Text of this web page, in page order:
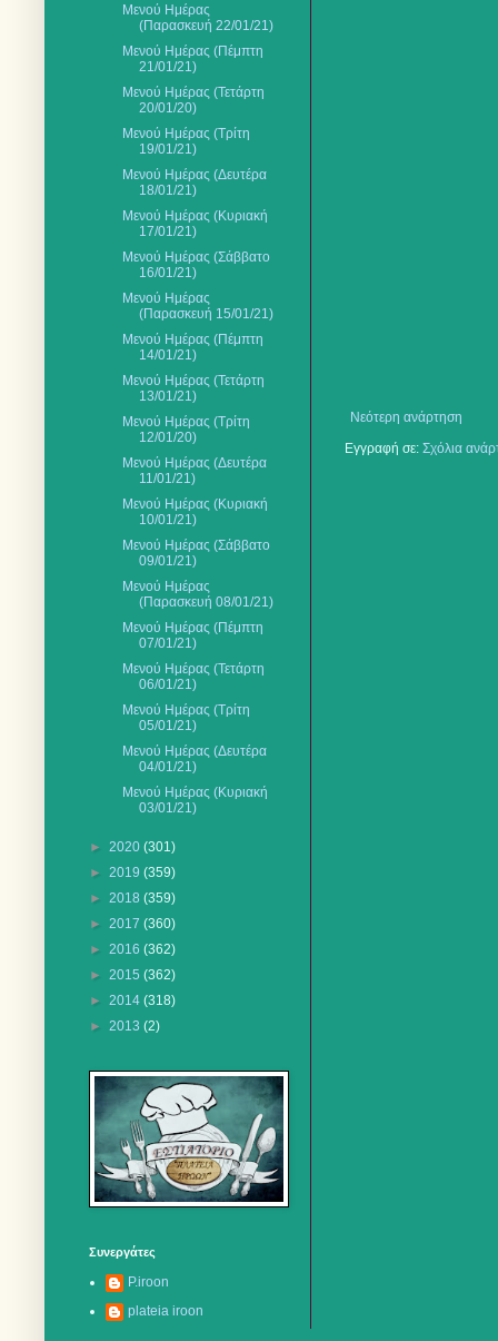
Νεότερη ανάρτηση
Εγγραφή σε: Σχόλια
Μενού Ημέρας
(Παρασκευή 22/01/21)
Μενού Ημέρας (Πέμπτη
21/01/21)
Μενού Ημέρας (Τετάρτη
20/01/20)
Μενού Ημέρας (Τρίτη
19/01/21)
Μενού Ημέρας (Δευτέρα
18/01/21)
Μενού Ημέρας (Κυριακή
17/01/21)
Μενού Ημέρας (Σάββατο
16/01/21)
Μενού Ημέρας
(Παρασκευή 15/01/21)
Μενού Ημέρας (Πέμπτη
14/01/21)
Μενού Ημέρας (Τετάρτη
13/01/21)
Μενού Ημέρας (Τρίτη
12/01/20)
Μενού Ημέρας (Δευτέρα
11/01/21)
Μενού Ημέρας (Κυριακή
10/01/21)
Μενού Ημέρας (Σάββατο
09/01/21)
Μενού Ημέρας
(Παρασκευή 08/01/21)
Μενού Ημέρας (Πέμπτη
07/01/21)
Μενού Ημέρας (Τετάρτη
06/01/21)
Μενού Ημέρας (Τρίτη
05/01/21)
Μενού Ημέρας (Δευτέρα
04/01/21)
Μενού Ημέρας (Κυριακή
03/01/21)
► 2020 (301)
► 2019 (359)
► 2018 (359)
► 2017 (360)
► 2016 (362)
► 2015 (362)
► 2014 (318)
► 2013 (2)
Συνεργάτες
P.iroon
plateia iroon